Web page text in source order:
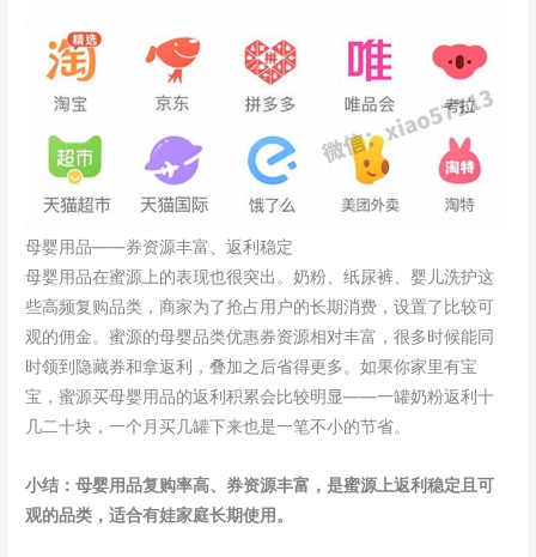
母婴用品——券资源丰富、返利稳定
母婴用品在蜜源上的表现也很突出。奶粉、纸尿裤、婴儿洗护这
些高频复购品类，商家为了抢占用户的长期消费，设置了比较可
观的佣金。蜜源的母婴品类优惠券资源相对丰富，很多时候能同
时领到隐藏券和拿返利，叠加之后省得更多。如果你家里有宝
宝，蜜源买母婴用品的返利积累会比较明显——一罐奶粉返利十
几二十块，一个月买几罐下来也是一笔不小的节省。
小结：母婴用品复购率高、券资源丰富，是蜜源上返利稳定且可
观的品类，适合有娃家庭长期使用。